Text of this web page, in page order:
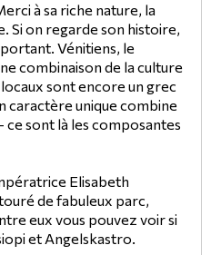
à sa riche nature, la
Si on regarde son histoire,
Vénitiens, le
combinaison de la culture
sont encore un grec
caractère unique combine
ce sont là les composantes
Elisabeth
de fabuleux parc,
eux vous pouvez voir si
et Angelskastro.